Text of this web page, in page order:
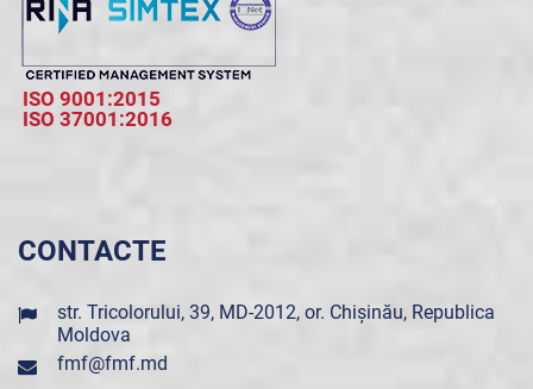
ISO 9001:2015
ISO 37001:2016
CONTACTE
str. Tricolorului, 39, MD-2012, or. Chișinău, Republica
Moldova
fmf@fmf.md